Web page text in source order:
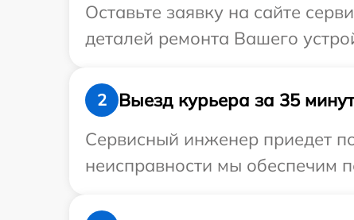
Оставьте заявку на сайте
деталей ремонта Вашего
2
Выезд курьера за 35 минут
Сервисный инженер приедет
неисправности мы обеспечим